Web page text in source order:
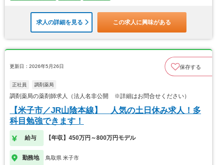
求人の詳細を見る この求人に興味がある
更新日：2026年5月26日 保存する
正社員 調剤薬局
調剤薬局の薬剤師求人（法人名非公開 ※詳細はお問合せください）
【米子市／JR山陰本線】 人気の土日休み求人！多
科目勉強できます！
給与 【年収】450万円～800万円モデル
勤務地 鳥取県 米子市